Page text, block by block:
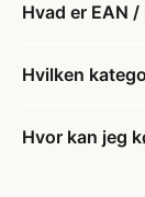
Hvad er EAN
Hvilken
Hvor kan jeg